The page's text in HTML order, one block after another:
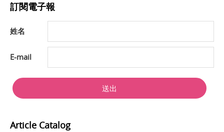
訂閱電子報
姓名
E-mail
送出
Article Catalog